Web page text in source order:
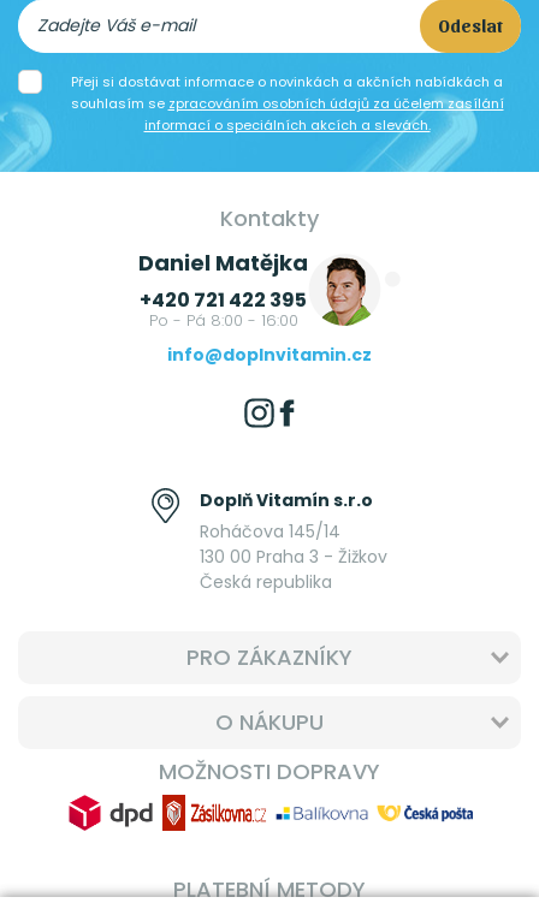
Odeslat
Přeji si dostávat informace o novinkách a akčních nabídkách a
souhlasím se zpracováním osobních údajů za účelem zasílání
informací o speciálních akcích a slevách.
Kontakty
Daniel Matějka
+420 721 422 395
Po - Pá 8:00 - 16:00
info@doplnvitamin.cz
Doplň Vitamín s.r.o
Roháčova 145/14
130 00 Praha 3 - Žižkov
Česká republika
PRO ZÁKAZNÍKY
O NÁKUPU
MOŽNOSTI DOPRAVY
PLATEBNÍ METODY